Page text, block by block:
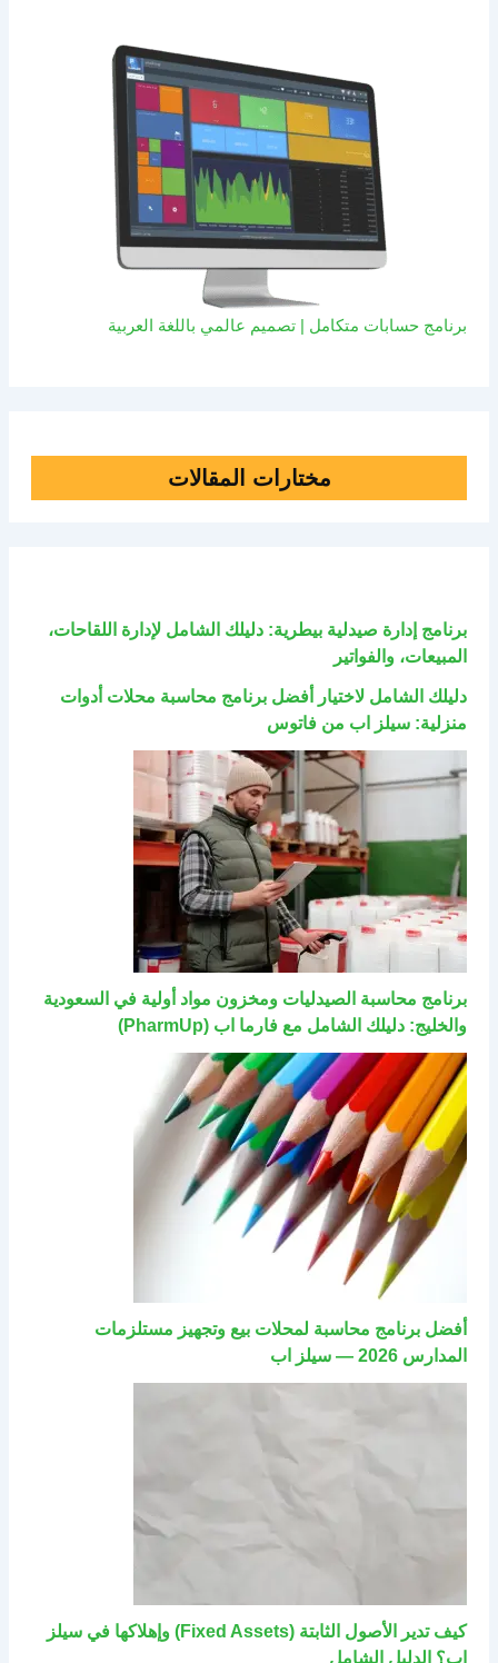
برنامج حسابات متكامل | تصميم عالمي باللغة العربية
مختارات المقالات
برنامج إدارة صيدلية بيطرية: دليلك الشامل لإدارة اللقاحات،
المبيعات، والفواتير
دليلك الشامل لاختيار أفضل برنامج محاسبة محلات أدوات
منزلية: سيلز اب من فاتوس
برنامج محاسبة الصيدليات ومخزون مواد أولية في السعودية
والخليج: دليلك الشامل مع فارما اب (PharmUp)
أفضل برنامج محاسبة لمحلات بيع وتجهيز مستلزمات
المدارس 2026 — سيلز اب
كيف تدير الأصول الثابتة (Fixed Assets) وإهلاكها في سيلز
اب؟ الدليل الشامل